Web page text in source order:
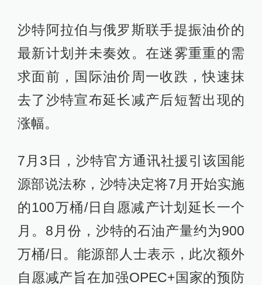
沙特阿拉伯与俄罗斯联手提振油价的
最新计划并未奏效。在迷雾重重的需
求面前，国际油价周一收跌，快速抹
去了沙特宣布延长减产后短暂出现的
涨幅。
7月3日，沙特官方通讯社援引该国能
源部说法称，沙特决定将7月开始实施
的100万桶/日自愿减产计划延长一个
月。8月份，沙特的石油产量约为900
万桶/日。能源部人士表示，此次额外
自愿减产旨在加强OPEC+国家的预防